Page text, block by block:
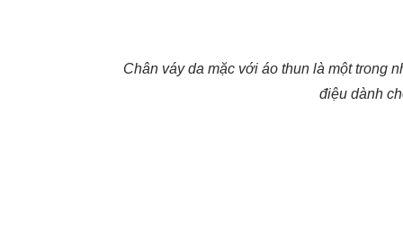
Chân váy da mặc với áo thun là một trong
điệu dành